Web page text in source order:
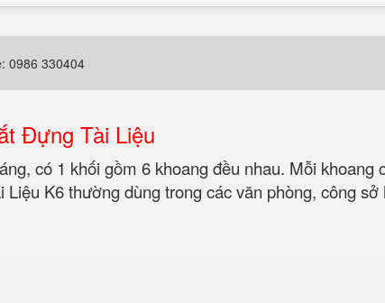
0986 330404
Đựng Tài Liệu
có 1 khối gồm 6 khoang đều nhau. Mỗi khoang
K6 thường dùng trong các văn phòng, công